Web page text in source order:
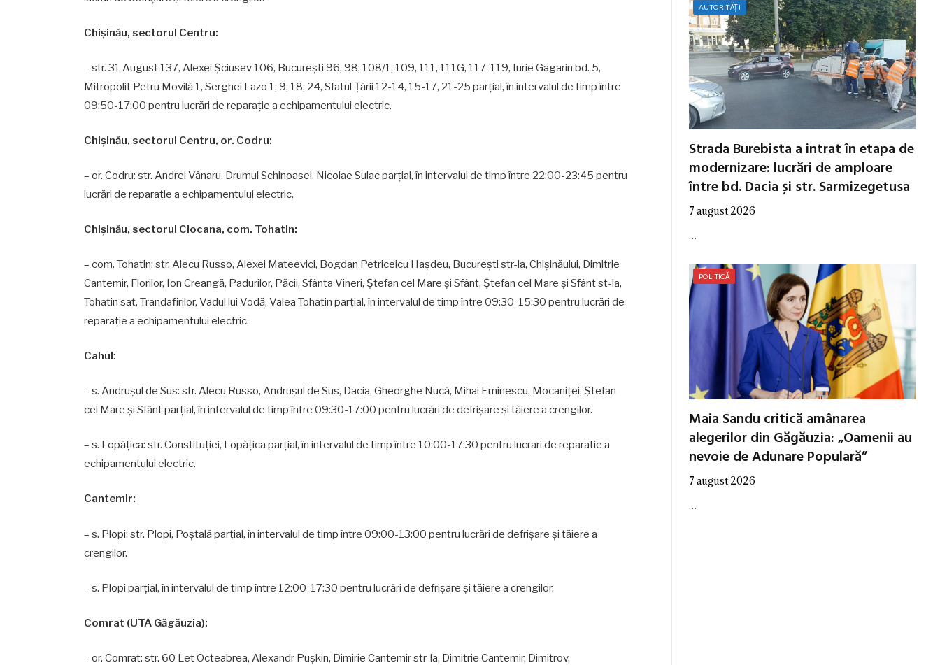
Chişinău, sectorul Centru:
– str. 31 August 137, Alexei Şciusev 106, Bucureşti 96, 98, 108/1, 109, 111, 111G, 117-119, Iurie Gagarin bd. 5,
Mitropolit Petru Movilă 1, Serghei Lazo 1, 9, 18, 24, Sfatul Ţării 12-14, 15-17, 21-25 parțial, în intervalul de timp între
09:50-17:00 pentru lucrări de reparaţie a echipamentului electric.
Chişinău, sectorul Centru, or. Codru:
– or. Codru: str. Andrei Vânaru, Drumul Schinoasei, Nicolae Sulac parțial, în intervalul de timp între 22:00-23:45 pentru
lucrări de reparație a echipamentului electric.
Chişinău, sectorul Ciocana, com. Tohatin:
– com. Tohatin: str. Alecu Russo, Alexei Mateevici, Bogdan Petriceicu Haşdeu, Bucureşti str-la, Chişinăului, Dimitrie
Cantemir, Florilor, Ion Creangă, Padurilor, Păcii, Sfânta Vineri, Ştefan cel Mare şi Sfânt, Ştefan cel Mare şi Sfânt st-la,
Tohatin sat, Trandafirilor, Vadul lui Vodă, Valea Tohatin parțial, în intervalul de timp între 09:30-15:30 pentru lucrări de
reparaţie a echipamentului electric.
Cahul:
– s. Andruşul de Sus: str. Alecu Russo, Andruşul de Sus, Dacia, Gheorghe Nucă, Mihai Eminescu, Mocaniţei, Ştefan
cel Mare şi Sfânt parțial, în intervalul de timp între 09:30-17:00 pentru lucrări de defrișare şi tăiere a crengilor.
– s. Lopăţica: str. Constituţiei, Lopăţica parțial, în intervalul de timp între 10:00-17:30 pentru lucrari de reparatie a
echipamentului electric.
Cantemir:
– s. Plopi: str. Plopi, Poştală parțial, în intervalul de timp între 09:00-13:00 pentru lucrări de defrișare şi tăiere a
crengilor.
– s. Plopi parțial, în intervalul de timp între 12:00-17:30 pentru lucrări de defrișare şi tăiere a crengilor.
Comrat (UTA Găgăuzia):
– or. Comrat: str. 60 Let Octeabrea, Alexandr Puşkin, Dimirie Cantemir str-la, Dimitrie Cantemir, Dimitrov,
AUTORITĂȚI
Strada Burebista a intrat în etapa de
modernizare: lucrări de amploare
între bd. Dacia și str. Sarmizegetusa
7 august 2026
…
POLITICĂ
Maia Sandu critică amânarea
alegerilor din Găgăuzia: „Oamenii au
nevoie de Adunare Populară”
7 august 2026
…